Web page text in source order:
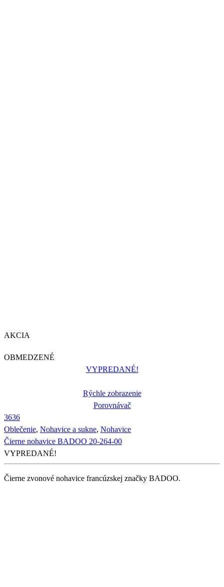
AKCIA
OBMEDZENÉ
VYPREDANÉ!
Rýchle zobrazenie
Porovnávač
3636
Oblečenie, Nohavice a sukne, Nohavice
Čierne nohavice BADOO 20-264-00
VYPREDANÉ!
Čierne zvonové nohavice francúzskej značky BADOO.